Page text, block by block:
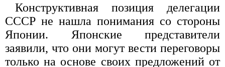
Конструктивная позиция делегации
СССР не нашла понимания со стороны
Японии. Японские представители
заявили, что они могут вести переговоры
только на основе своих предложений от